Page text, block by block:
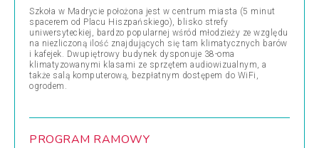
Szkoła w Madrycie położona jest w centrum miasta (5 minut
spacerem od Placu Hiszpańskiego), blisko strefy
uniwersyteckiej, bardzo popularnej wśród młodzieży ze względu
na niezliczoną ilość znajdujących się tam klimatycznych barów
i kafejek. Dwupiętrowy budynek dysponuje 38-oma
klimatyzowanymi klasami ze sprzętem audiowizualnym, a
także salą komputerową, bezpłatnym dostępem do WiFi,
ogrodem.
PROGRAM RAMOWY